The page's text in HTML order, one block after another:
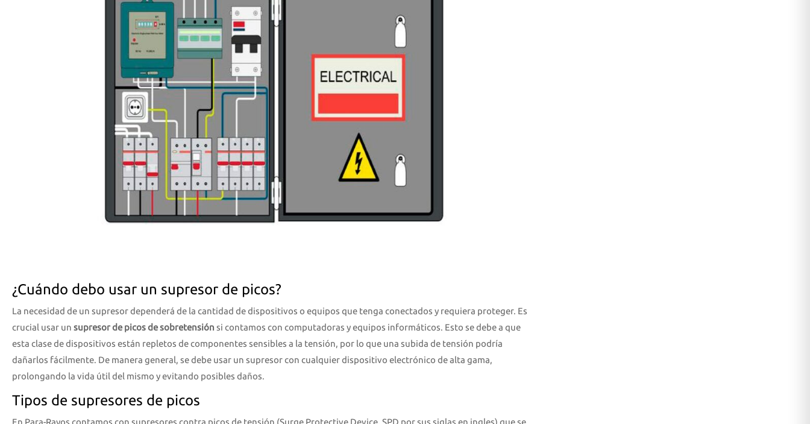
¿Cuándo debo usar un supresor de picos?
La necesidad de un supresor dependerá de la cantidad de dispositivos o equipos que tenga conectados y requiera proteger. Es
crucial usar un supresor de picos de sobretensión si contamos con computadoras y equipos informáticos. Esto se debe a que
esta clase de dispositivos están repletos de componentes sensibles a la tensión, por lo que una subida de tensión podría
dañarlos fácilmente. De manera general, se debe usar un supresor con cualquier dispositivo electrónico de alta gama,
prolongando la vida útil del mismo y evitando posibles daños.
Tipos de supresores de picos
En Para-Rayos contamos con supresores contra picos de tensión (Surge Protective Device, SPD por sus siglas en ingles) que se